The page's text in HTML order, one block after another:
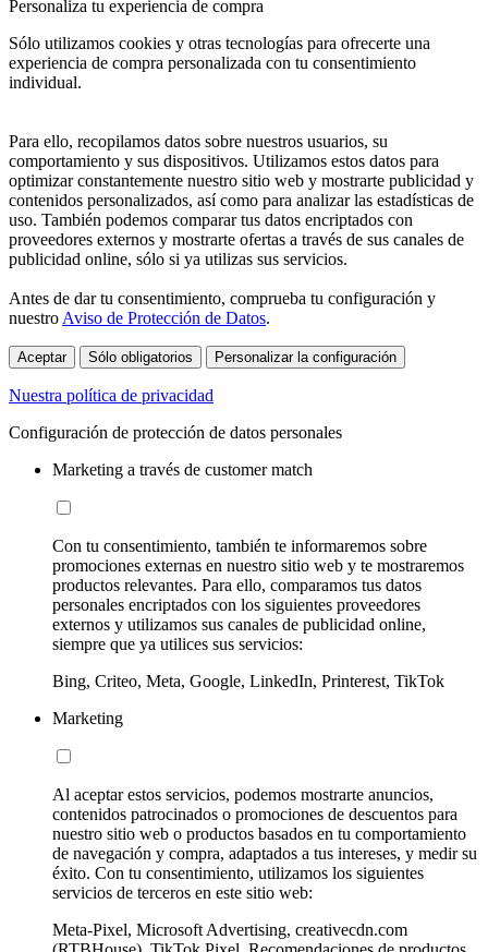
Personaliza tu experiencia de compra
Sólo utilizamos cookies y otras tecnologías para ofrecerte una
experiencia de compra personalizada con tu consentimiento
individual.
Para ello, recopilamos datos sobre nuestros usuarios, su
comportamiento y sus dispositivos. Utilizamos estos datos para
optimizar constantemente nuestro sitio web y mostrarte publicidad y
contenidos personalizados, así como para analizar las estadísticas de
uso. También podemos comparar tus datos encriptados con
proveedores externos y mostrarte ofertas a través de sus canales de
publicidad online, sólo si ya utilizas sus servicios.
Antes de dar tu consentimiento, comprueba tu configuración y
nuestro Aviso de Protección de Datos.
Aceptar Sólo obligatorios Personalizar la configuración
Nuestra política de privacidad
Configuración de protección de datos personales
Marketing a través de customer match
Con tu consentimiento, también te informaremos sobre
promociones externas en nuestro sitio web y te mostraremos
productos relevantes. Para ello, comparamos tus datos
personales encriptados con los siguientes proveedores
externos y utilizamos sus canales de publicidad online,
siempre que ya utilices sus servicios:
Bing, Criteo, Meta, Google, LinkedIn, Printerest, TikTok
Marketing
Al aceptar estos servicios, podemos mostrarte anuncios,
contenidos patrocinados o promociones de descuentos para
nuestro sitio web o productos basados en tu comportamiento
de navegación y compra, adaptados a tus intereses, y medir su
éxito. Con tu consentimiento, utilizamos los siguientes
servicios de terceros en este sitio web:
Meta-Pixel, Microsoft Advertising, creativecdn.com